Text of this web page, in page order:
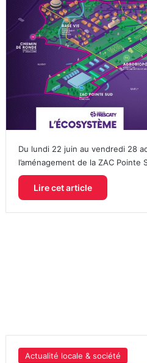
Du lundi 22 juin au vendredi 28
l’aménagement de la ZAC Pointe
Lire cet article
Actualité locale & société